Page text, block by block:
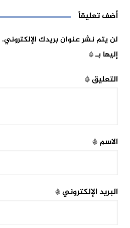
أضف تعليقاً
لن يتم نشر عنوان بريدك الإلكتروني.
إليها بـ*
التعليق*
الاسم*
البريد الإلكتروني*